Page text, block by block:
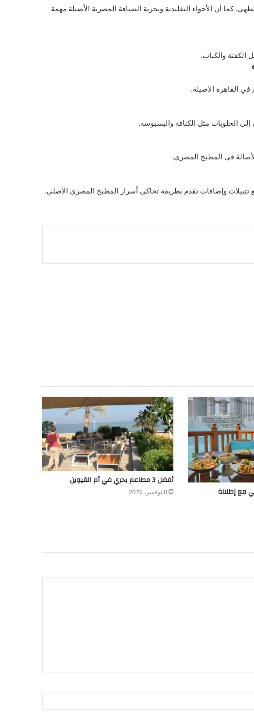
كما أن الأجواء التقليدية وتجربة الضيافة المصرية الأصيلة مهمة
الكفتة والكباب.
القاهرة الأصيلة.
الحلويات مثل الكنافة والبسبوسة.
في المطبخ المصري.
وإضافات تقدم بطريقة تحاكي أسرار المطبخ المصري الأصلي.
أفضل 3 مطاعم بحري في أم القيوين
8 نوفمبر، 2022